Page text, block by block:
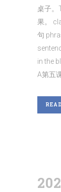
桌子。
果。
句
in the
A第五